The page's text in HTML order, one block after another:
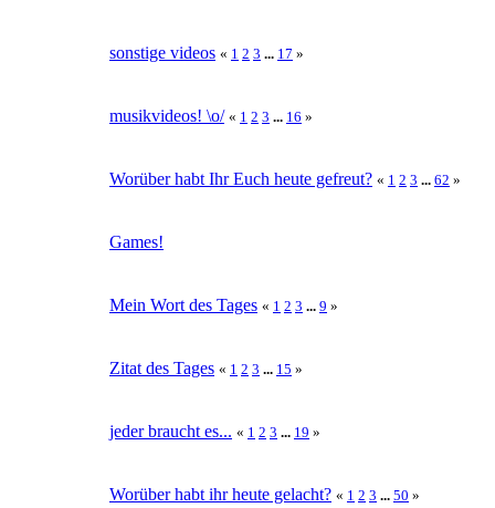
sonstige videos « 1 2 3 ... 17 »
musikvideos! \o/ « 1 2 3 ... 16 »
Worüber habt Ihr Euch heute gefreut? « 1 2 3 ... 62 »
Games!
Mein Wort des Tages « 1 2 3 ... 9 »
Zitat des Tages « 1 2 3 ... 15 »
jeder braucht es... « 1 2 3 ... 19 »
Worüber habt ihr heute gelacht? « 1 2 3 ... 50 »